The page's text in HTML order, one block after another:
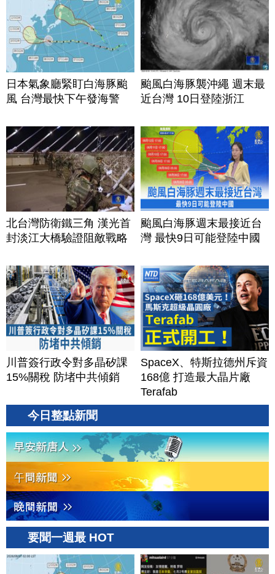
日本氣象廳緊盯白海豚颱
風 台灣最快下午發海警
颱風白海豚襲沖繩 週末最
近台灣 10日登陸浙江
北台灣防衛鐵三角 漢光首
封淡江大橋驗證阻敵戰略
颱風白海豚週末最接近台
灣 最快9日可能登陸中國
川普簽行政令對多晶矽課
15%關稅 防堵中共傾銷
SpaceX、特斯拉德州斥資
168億 打造最大晶片廠
Terafab
今日整點新聞
要聞一週最 HOT